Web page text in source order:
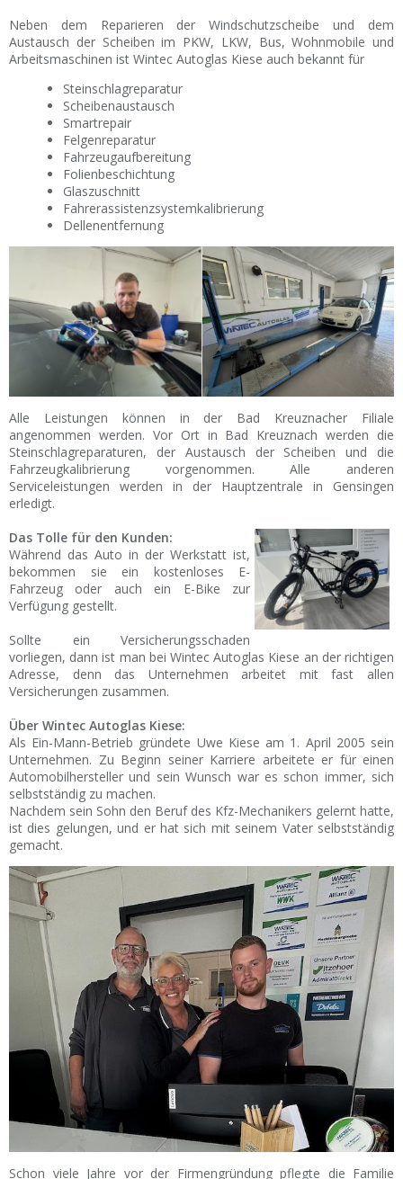
Neben dem Reparieren der Windschutzscheibe und dem
Austausch der Scheiben im PKW, LKW, Bus, Wohnmobile und
Arbeitsmaschinen ist Wintec Autoglas Kiese auch bekannt für
Steinschlagreparatur
Scheibenaustausch
Smartrepair
Felgenreparatur
Fahrzeugaufbereitung
Folienbeschichtung
Glaszuschnitt
Fahrerassistenzsystemkalibrierung
Dellenentfernung
Alle Leistungen können in der Bad Kreuznacher Filiale
angenommen werden. Vor Ort in Bad Kreuznach werden die
Steinschlagreparaturen, der Austausch der Scheiben und die
Fahrzeugkalibrierung vorgenommen. Alle anderen
Serviceleistungen werden in der Hauptzentrale in Gensingen
erledigt.
Das Tolle für den Kunden:
Während das Auto in der Werkstatt ist,
bekommen sie ein kostenloses E-
Fahrzeug oder auch ein E-Bike zur
Verfügung gestellt.
Sollte ein Versicherungsschaden
vorliegen, dann ist man bei Wintec Autoglas Kiese an der richtigen
Adresse, denn das Unternehmen arbeitet mit fast allen
Versicherungen zusammen.
Über Wintec Autoglas Kiese:
Als Ein-Mann-Betrieb gründete Uwe Kiese am 1. April 2005 sein
Unternehmen. Zu Beginn seiner Karriere arbeitete er für einen
Automobilhersteller und sein Wunsch war es schon immer, sich
selbstständig zu machen.
Nachdem sein Sohn den Beruf des Kfz-Mechanikers gelernt hatte,
ist dies gelungen, und er hat sich mit seinem Vater selbstständig
gemacht.
Schon viele Jahre vor der Firmengründung pflegte die Familie